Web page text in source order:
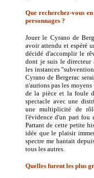
Que recherchez-vous
personnages ?
Jouer le Cyrano de
avoir attendu et espéré
décidé d'accomplir le
dont je suis le directeur
les instances
Cyrano de Bergerac
n'aurions pas les
de la pièce et la foule
spectacle avec une
une multiplicité de
l'évidence d'un pari fou
Partant de cette petite
idée que le plaisir
spectre me hantait
tous les autres.
Quelles furent les plus